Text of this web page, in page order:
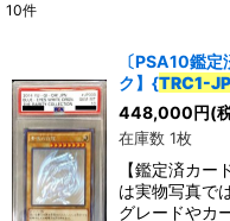
表示数:
並び順:
10件
〔PSA10鑑
ク】{TRC1-
448,000円(
在庫数 1枚
【鑑定済カ
は実物写真で
グレードやカ